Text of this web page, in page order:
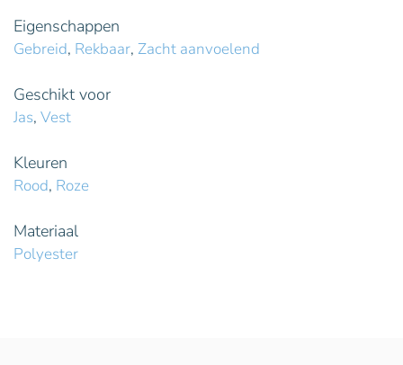
Eigenschappen
Gebreid, Rekbaar, Zacht aanvoelend
Geschikt voor
Jas, Vest
Kleuren
Rood, Roze
Materiaal
Polyester